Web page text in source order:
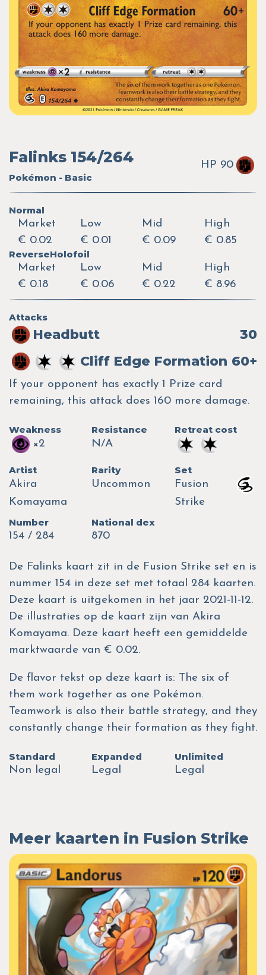
Falinks 154/264
Pokémon - Basic
HP 90
Normal
Market
€ 0.02
Low
€ 0.01
Mid
€ 0.09
High
€ 0.85
ReverseHolofoil
Market
€ 0.18
Low
€ 0.06
Mid
€ 0.22
High
€ 8.96
Attacks
Headbutt
30
Cliff Edge Formation 60+
If your opponent has exactly 1 Prize card
remaining, this attack does 160 more damage.
Weakness
×2
Resistance
N/A
Retreat cost
Artist
Akira
Komayama
Rarity
Uncommon
Set
Fusion
Strike
Number
154 / 284
National dex
870
De Falinks kaart zit in de Fusion Strike set en is
nummer 154 in deze set met totaal 284 kaarten.
Deze kaart is uitgekomen in het jaar 2021-11-12.
De illustraties op de kaart zijn van Akira
Komayama. Deze kaart heeft een gemiddelde
marktwaarde van € 0.02.
De flavor tekst op deze kaart is: The six of
them work together as one Pokémon.
Teamwork is also their battle strategy, and they
constantly change their formation as they fight.
Standard
Non legal
Expanded
Legal
Unlimited
Legal
Meer kaarten in Fusion Strike